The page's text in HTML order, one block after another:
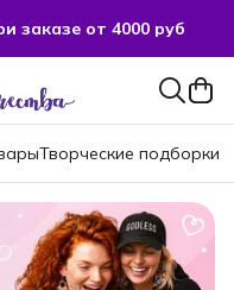
от 4000 руб
от 4000 руб
Творческие подборки